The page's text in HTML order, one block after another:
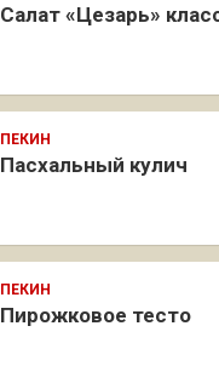
Салат «Цезарь»
ПЕКИН
Пасхальный кулич
ПЕКИН
Пирожковое тесто